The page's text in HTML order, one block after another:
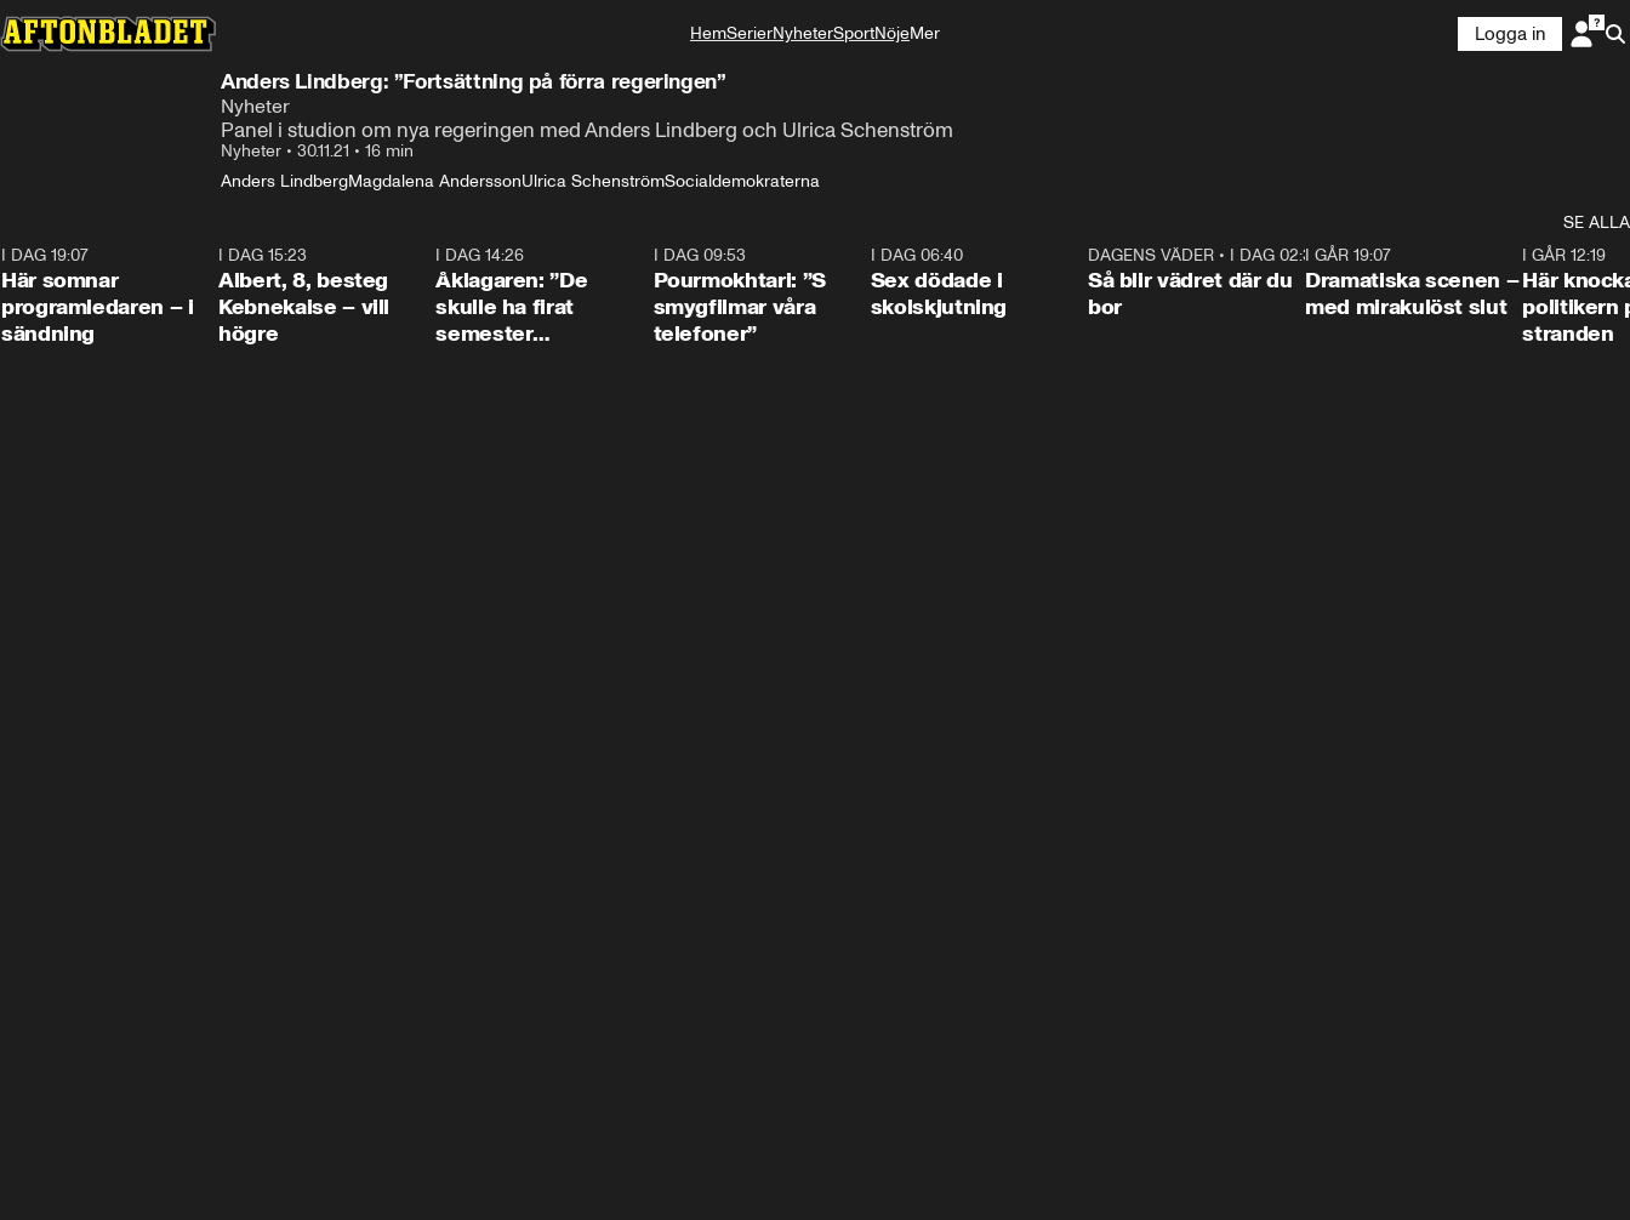
HemSerierNyheterSportNöjeMer
Logga in
Anders Lindberg: ”Fortsättning på förra regeringen”
Nyheter
Panel i studion om nya regeringen med Anders Lindberg och Ulrica Schenström
Nyheter • 30.11.21 • 16 min
Anders LindbergMagdalena AnderssonUlrica SchenströmSocialdemokraterna
SE ALLA
I DAG 19:07
Här somnar
programledaren – i
sändning
I DAG 15:23
Albert, 8, besteg
Kebnekaise – vill
högre
I DAG 14:26
Åklagaren: ”De
skulle ha firat
semester
I DAG 09:53
Pourmokhtari: ”S
smygfilmar våra
telefoner”
I DAG 06:40
Sex dödade i
skolskjutning
1:06
DAGENS VÄDER• I DAG 02:30
Så blir vädret där du
bor
I GÅR 19:07
Dramatiska scenen –
med mirakulöst slut
I GÅR 12:19
Här
politikern
stranden